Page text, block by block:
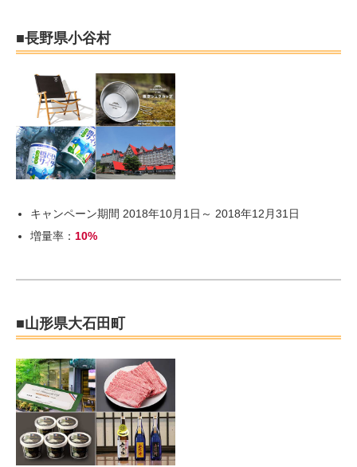
■長野県小谷村
キャンペーン期間 2018年10月1日～ 2018年12月31日
増量率：10%
■山形県大石田町